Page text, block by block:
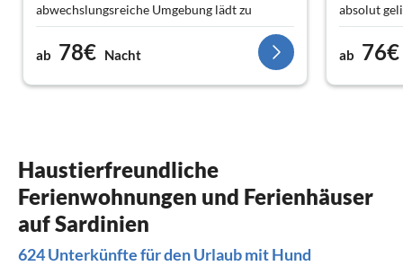
abwechslungsreiche Umgebung lädt zu
Entdeckungstouren ein. Ein besonderes
Highlight waren die landschaftlich reizvollen,
Top. Jederzeit wieder!
ab 78€ Nacht
absolut
dieses
%
ab 76€
Haustierfreundliche
Ferienwohnungen und Ferienhäuser
auf Sardinien
624 Unterkünfte für den Urlaub mit Hund